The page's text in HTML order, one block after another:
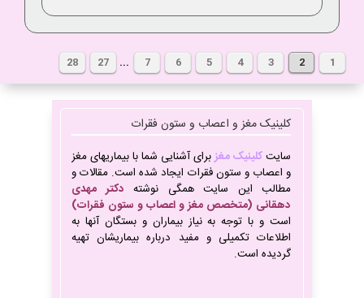
1
2
3
4
5
6
7
...
27
28
کلینیک مغز و اعصاب و ستون فقرات
سایتکلینیک مغزبرای آشنایی شما با بیماریهای مغز
و اعصاب و ستون فقرات ایجاد شده است. مقالات و
مطالب این سایت همگی نوشته دکتر مهدی
دهقانی (متخصص مغز و اعصاب و ستون فقرات)
است و با توجه به نیاز بیماران و بستگان آنها به
اطلاعات تکمیلی و مفید درباره بیماریشان تهیه
گردیده است.